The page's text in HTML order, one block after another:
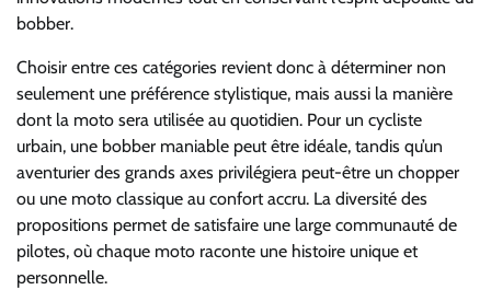
bobber.
Choisir entre ces catégories revient donc à déterminer non
seulement une préférence stylistique, mais aussi la manière
dont la moto sera utilisée au quotidien. Pour un cycliste
urbain, une bobber maniable peut être idéale, tandis qu’un
aventurier des grands axes privilégiera peut-être un chopper
ou une moto classique au confort accru. La diversité des
propositions permet de satisfaire une large communauté de
pilotes, où chaque moto raconte une histoire unique et
personnelle.